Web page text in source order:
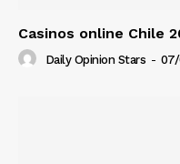
Casinos online Chile
Daily Opinion Stars -